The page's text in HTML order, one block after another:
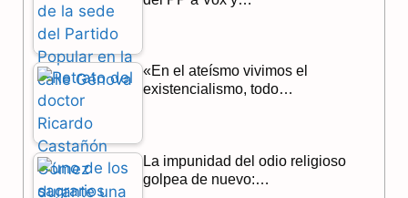
b
o
o
k
a p
«En el ateísmo vivimos el
existencialismo, todo…
La impunidad del odio religioso
golpea de nuevo:…